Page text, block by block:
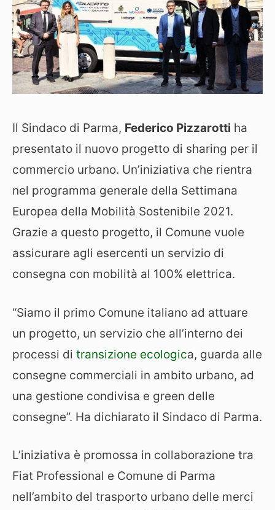
Il Sindaco di Parma, Federico Pizzarotti ha
presentato il nuovo progetto di sharing per il
commercio urbano. Un’iniziativa che rientra
nel programma generale della Settimana
Europea della Mobilità Sostenibile 2021.
Grazie a questo progetto, il Comune vuole
assicurare agli esercenti un servizio di
consegna con mobilità al 100% elettrica.
“Siamo il primo Comune italiano ad attuare
un progetto, un servizio che all’interno dei
processi di transizione ecologica, guarda alle
consegne commerciali in ambito urbano, ad
una gestione condivisa e green delle
consegne”. Ha dichiarato il Sindaco di Parma.
L’iniziativa è promossa in collaborazione tra
Fiat Professional e Comune di Parma
nell’ambito del trasporto urbano delle merci